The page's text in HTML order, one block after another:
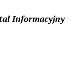
Informacyjny